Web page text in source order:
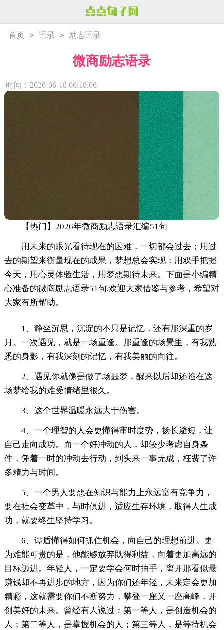
首页 > 语录 > 励志语录
微商励志语录
时间：2026-06-18 06:18:06
【热门】2026年微商励志语录汇编51句
用未来的眼光看待现在的困难，一切都会过去；用过
去的期望来衡量现在的成果，梦想总会实现；用双手把握
今天，用心灵体验生活，用梦想期待未来。下面是小编精
心准备的微商励志语录51句,欢迎大家借鉴与参考，希望对
大家有所帮助。
1、静坐沉思，沉淀的不只是记忆，还有那深重的岁
月。一次遇见，就是一场重逢。那重逢的场景里，有我熟
悉的身影，有我深刻的记忆，有我美丽的向往。
2、遇见你就像是做了场噩梦，醒来以后却还陷在这
场梦给我的难受情绪里很久。
3、这个世界温暖永远大于伤害。
4、一个理智的人会更懂得审时度势，扬长避短，让
自己走向成功。而一个好冲动的人，却较少考虑自身条
件，凭着一时的冲动去行动，到头来一事无成，枉费了许
多精力与时间。
5、一个男人要想在知识与能力上永远富有竞争力，
要在社会变革中，与时俱进，适应生存环境，取得人生成
功，就要终生坚持学习。
6、谭盾懂得如何抓住机会，向自己的理想前进。更
为难能可贵的是，他能够放弃既得利益，向着更加高远的
目标迈进。年轻人，一定要学会何时抽手，离开那看似最
赚钱却不再进步的地方，因为你们还年轻，未来定会更加
精彩，这就需要你们不断努力，攀登一座又一座高峰，开
创美好的未来。曾经有人说过：第一等人，是创造机会的
人；第二等人，是掌握机会的人；第三等人，是等待机会